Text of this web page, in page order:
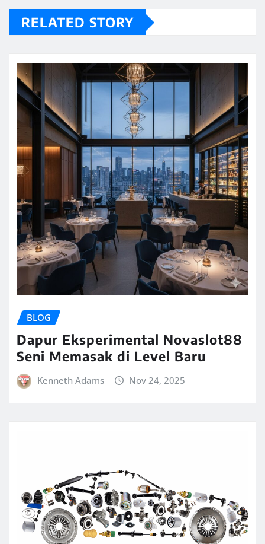
RELATED STORY
BLOG
Dapur Eksperimental Novaslot88
Seni Memasak di Level Baru
Kenneth Adams Nov 24, 2025